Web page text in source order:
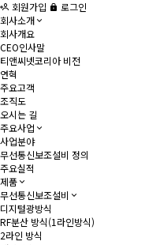
회원가입
로그인
회사소개
회사개요
CEO인사말
티앤씨넷코리아 비전
연혁
주요고객
조직도
오시는 길
주요사업
사업분야
무선통신보조설비 정의
주요실적
제품
무선통신보조설비
디지털광방식
RF분산 방식(1라인방식)
2라인 방식